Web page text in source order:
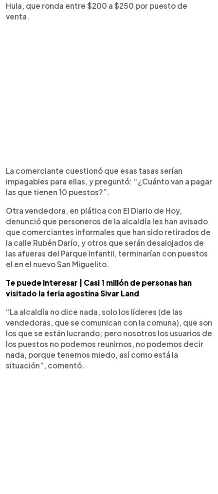
Hula, que ronda entre $200 a $250 por puesto de
venta.
La comerciante cuestionó que esas tasas serían
impagables para ellas, y preguntó: “¿Cuánto van a pagar
las que tienen 10 puestos?”.
Otra vendedora, en plática con El Diario de Hoy,
denunció que personeros de la alcaldía les han avisado
que comerciantes informales que han sido retirados de
la calle Rubén Darío, y otros que serán desalojados de
las afueras del Parque Infantil, terminarían con puestos
el en el nuevo San Miguelito.
Te puede interesar | Casi 1 millón de personas han
visitado la feria agostina Sivar Land
“La alcaldía no dice nada, solo los líderes (de las
vendedoras, que se comunican con la comuna), que son
los que se están lucrando; pero nosotros los usuarios de
los puestos no podemos reunirnos, no podemos decir
nada, porque tenemos miedo, así como está la
situación”, comentó.